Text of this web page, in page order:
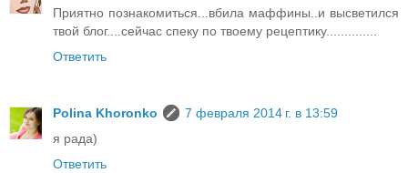
Приятно познакомиться...вбила маффины..и высветился
твой блог....сейчас спеку по твоему рецептику..............
Ответить
Polina Khoronko
7 февраля 2014 г. в 13:59
я рада)
Ответить